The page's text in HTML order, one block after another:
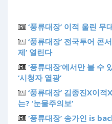
‘풍류대장’ 이적 울린
‘풍류대장’ 전국투어 콘
제’ 열린다
‘풍류대장’에서만 볼 수
‘시청자 열광’
‘풍류대장’ 김종진X이
는? ‘눈물주의보’
‘풍류대장’ 송가인 is